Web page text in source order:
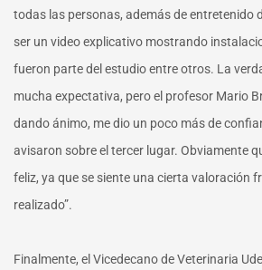
todas las personas, además de entretenido
ser un video explicativo mostrando
fueron parte del estudio entre otros. La
mucha expectativa, pero el profesor Mario
dando ánimo, me dio un poco más de
avisaron sobre el tercer lugar. Obviamente
feliz, ya que se siente una cierta valoración
realizado”.
Finalmente, el Vicedecano de Veterinaria